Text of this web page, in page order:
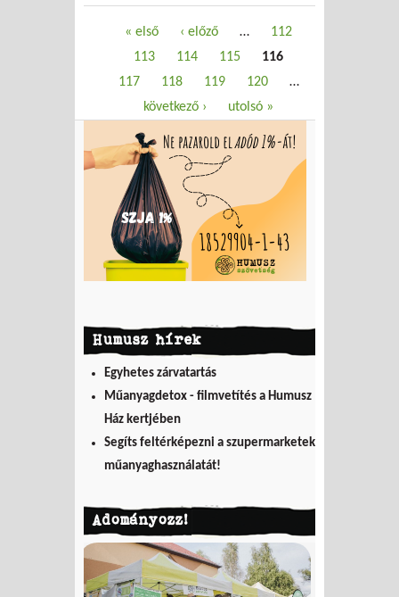
Oldalak« első ‹ előző …
112
113
114 115
116
117
118 119 120
…
következő ›
utolsó »
Humusz hírek
Egyhetes zárvatartás
Műanyagdetox - filmvetítés a Humusz
Ház kertjében
Segíts feltérképezni a szupermarketek
műanyaghasználatát!
Adományozz!